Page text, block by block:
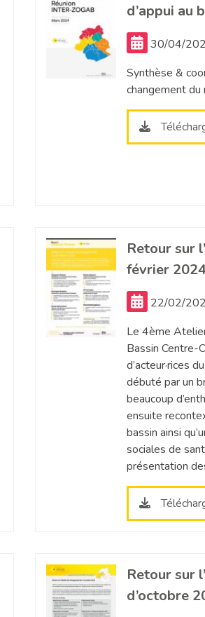
d’appui au
30/04/
Synthèse &
changement
Retour sur
février
22/02/
Le 4ème
Bassin Centre-
d’acteur·rices
débuté par un
beaucoup
ensuite
bassin ainsi
sociales de
présentation
Retour sur
d’octobre